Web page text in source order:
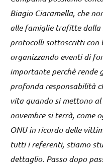
Biagio Ciaramella, che
alle famiglie trafitte dalla
protocolli sottoscritti con
organizzando eventi di
importante perchè rende
profonda responsabilità
vita quando si mettono
novembre si terrà, come
ONU in ricordo delle
tutti i referenti, stiamo
dettaglio. Passo dopo